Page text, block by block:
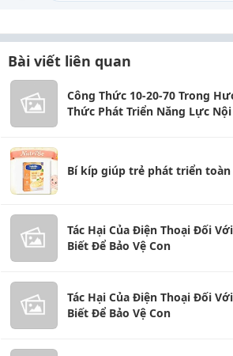
Bài viết liên quan
Công Thức 10-20-70 Trong
Thức Phát Triển Năng Lực
Bí kíp giúp trẻ phát triển toàn
Tác Hại Của Điện Thoại Đối
Biết Để Bảo Vệ Con
Tác Hại Của Điện Thoại Đối
Biết Để Bảo Vệ Con